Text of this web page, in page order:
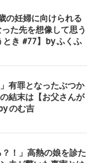
の妊婦に向けられる
た先を想像して思う
き #77】by ふくふ
有罪となったぶつか
結末は【お父さんが
のむ吉
？！」高熱の娘を診た